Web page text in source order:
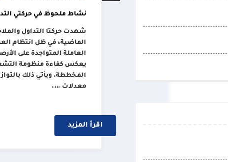
نشاط ملحوظ في حركتي التداول
الماضية، في ظل انتظام
يعكس كفاءة منظومة
المخططة. ويأتي ذلك
معدلات ….
اقرأ المزيد